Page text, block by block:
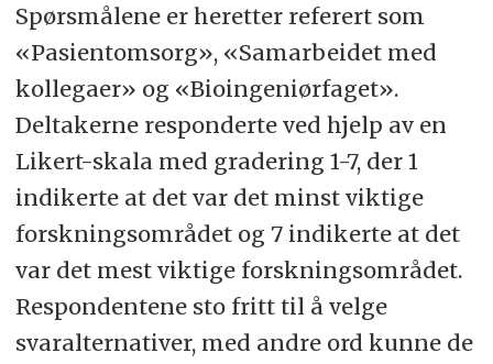
Spørsmålene er heretter referert som
«Pasientomsorg», «Samarbeidet med
kollegaer» og «Bioingeniørfaget».
Deltakerne responderte ved hjelp av en
Likert-skala med gradering 1-7, der 1
indikerte at det var det minst viktige
forskningsområdet og 7 indikerte at det
var det mest viktige forskningsområdet.
Respondentene sto fritt til å velge
svaralternativer, med andre ord kunne de